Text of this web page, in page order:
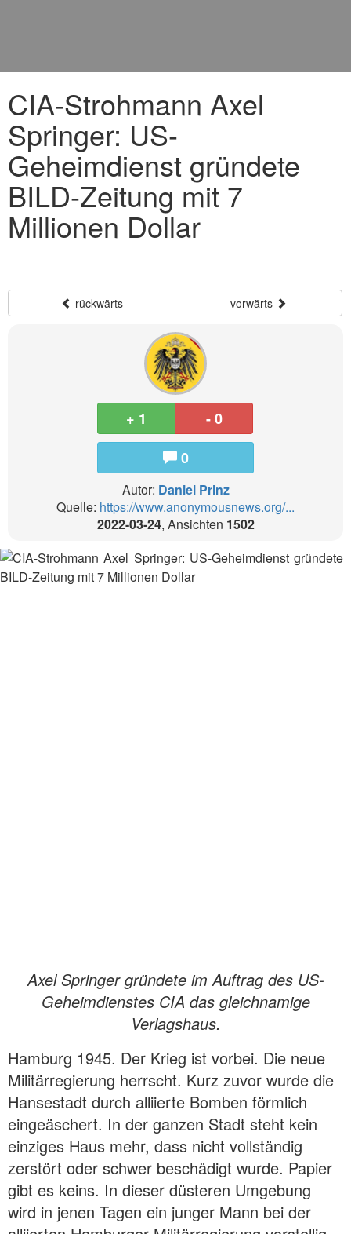
CIA-Strohmann Axel
Springer: US-
Geheimdienst gründete
BILD-Zeitung mit 7
Millionen Dollar
rückwärts vorwärts
+ 1
- 0
0
Autor: Daniel Prinz
Quelle: https://www.anonymousnews.org/...
2022-03-24, Ansichten 1502
Axel Springer gründete im Auftrag des US-
Geheimdienstes CIA das gleichnamige
Verlagshaus.
Hamburg 1945. Der Krieg ist vorbei. Die neue
Militärregierung herrscht. Kurz zuvor wurde die
Hansestadt durch alliierte Bomben förmlich
eingeäschert. In der ganzen Stadt steht kein
einziges Haus mehr, dass nicht vollständig
zerstört oder schwer beschädigt wurde. Papier
gibt es keins. In dieser düsteren Umgebung
wird in jenen Tagen ein junger Mann bei der